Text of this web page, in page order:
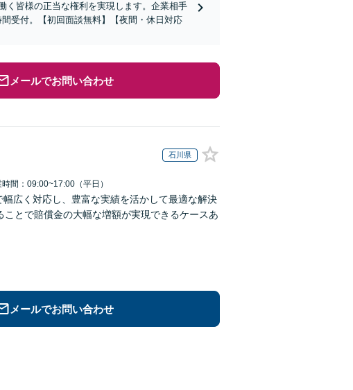
く皆様の正当な権利を実現します。企業相手
受付。【初回面談無料】【夜間・休日対応
メールでお問い合わせ
石川県
間：09:00~17:00（平日）
広く対応し、豊富な実績を活かして最適な解決
とで賠償金の大幅な増額が実現できるケースあ
メールでお問い合わせ